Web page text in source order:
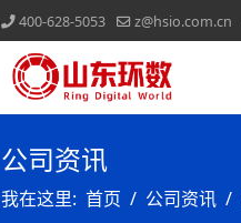
400-628-5053 z@hsio.com.cn
公司资讯
我在这里: 首页 公司资讯